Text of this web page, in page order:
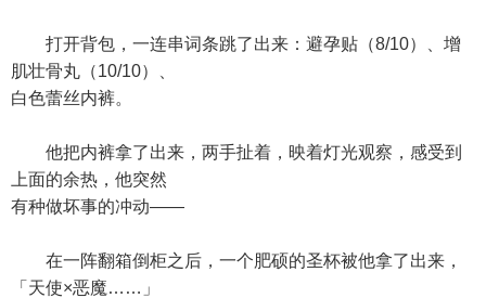
打开背包，一连串词条跳了出来：避孕贴（8/10）、增
肌壮骨丸（10/10）、
白色蕾丝内裤。
他把内裤拿了出来，两手扯着，映着灯光观察，感受到
上面的余热，他突然
有种做坏事的冲动——
在一阵翻箱倒柜之后，一个肥硕的圣杯被他拿了出来，
「天使×恶魔……」